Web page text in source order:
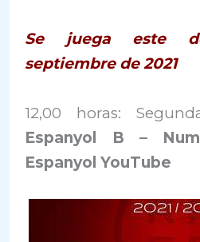
Se juega este
septiembre de 2021
12,00 horas:
Espanyol B –
Espanyol YouTube